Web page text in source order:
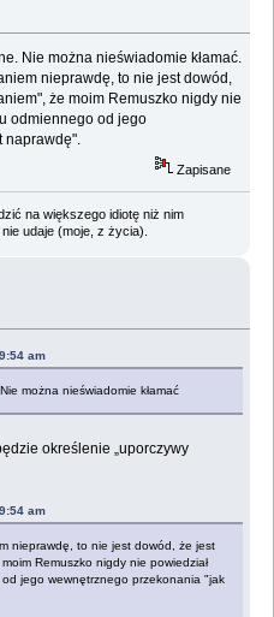
Nie można nieświadomie kłamać.
nieprawdę, to nie jest dowód,
że moim Remuszko nigdy nie
odmiennego od jego
naprawdę".
Zapisane
na większego idiotę niż nim
udaje (moje, z życia).
am
można nieświadomie kłamać
określenie „uporczywy
am
nieprawdę, to nie jest dowód, że jest
Remuszko nigdy nie powiedział
jego wewnętrznego przekonania "jak